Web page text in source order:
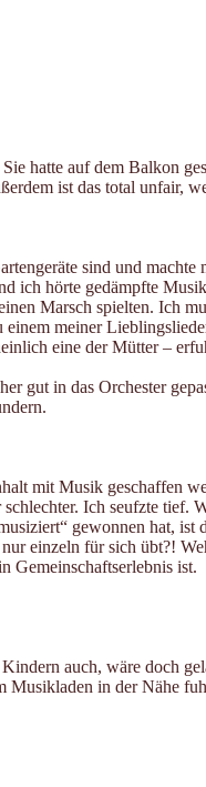
hatte auf dem Balkon
ist das total unfair,
sind und
ich hörte gedämpfte
Marsch spielten. Ich
meiner
eine der Mütter –
gut in das Orchester
mit Musik geschaffen
Ich seufzte tief.
gewonnen hat, ist
einzeln für sich übt?!
Gemeinschaftserlebnis ist.
auch, wäre doch
in der Nähe